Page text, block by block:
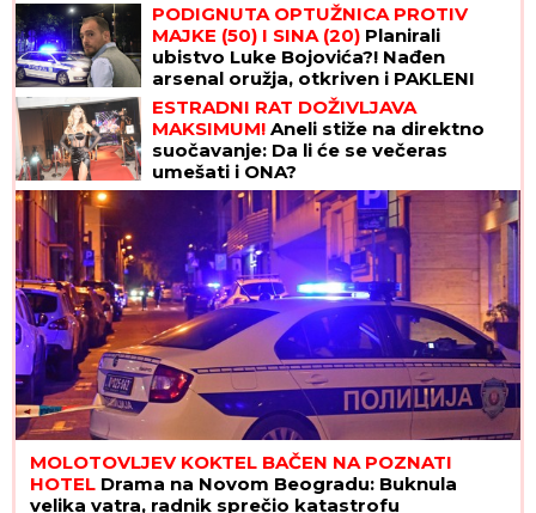
PODIGNUTA OPTUŽNICA PROTIV
MAJKE (50) I SINA (20) Planirali
ubistvo Luke Bojovića?! Nađen
arsenal oružja, otkriven i PAKLENI
PLAN koji su skovali
ESTRADNI RAT DOŽIVLJAVA
MAKSIMUM! Aneli stiže na direktno
suočavanje: Da li će se večeras
umešati i ONA?
MOLOTOVLJEV KOKTEL BAČEN NA POZNATI
HOTEL Drama na Novom Beogradu: Buknula
velika vatra, radnik sprečio katastrofu